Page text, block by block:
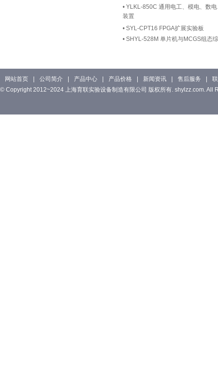
• YLKL-850C 通用电工、模电、数
装置
• SYL-CPT16 FPGA扩展实验板
• SHYL-528M 单片机与MCGS组态
网站首页 公司简介 产品中心 产品价格 新闻资讯 售后服务
© Copyright 2012~2024 上海育联实验设备制造有限公司 版权所有. shylzz.com. All